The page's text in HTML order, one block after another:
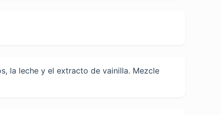
la leche y el extracto de vainilla. Mezcle